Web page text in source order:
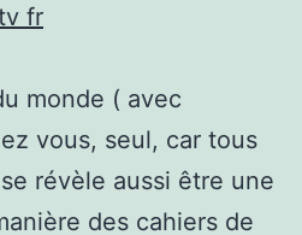
fr
monde ( avec
vous, seul, car tous
révèle aussi être une
des cahiers de